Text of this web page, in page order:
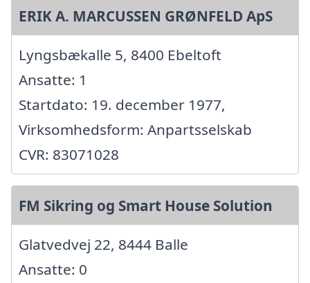
ERIK A. MARCUSSEN GRØNFELD ApS
Lyngsbækalle 5, 8400 Ebeltoft
Ansatte: 1
Startdato: 19. december 1977,
Virksomhedsform: Anpartsselskab
CVR: 83071028
FM Sikring og Smart House Solution
Glatvedvej 22, 8444 Balle
Ansatte: 0